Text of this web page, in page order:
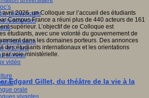
collaboratifs
ressources
et éducation
4/12 ans
sérieux
vidéo
orale
vivantes
avril 2026, un Colloque sur l’accueil des étudiants
Campus France a réuni plus de 440 acteurs de 161
supérieur. L’objectif de ce Colloque est
étudiants, avec une volonté du gouvernement de
dans les domaines porteurs. Des annonces
des étudiants internationaux et les orientations
par voie ministérielle.
Edgard Gillet, du théâtre de la vie à la